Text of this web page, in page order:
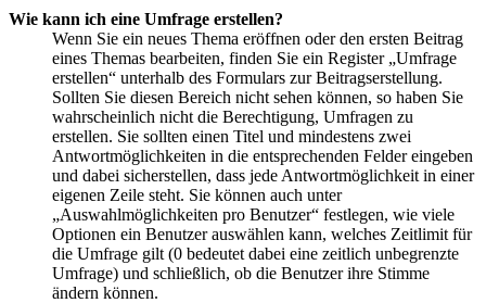
Wie kann ich eine Umfrage erstellen?
Wenn Sie ein neues Thema eröffnen oder den ersten Beitrag
eines Themas bearbeiten, finden Sie ein Register „Umfrage
erstellen“ unterhalb des Formulars zur Beitragserstellung.
Sollten Sie diesen Bereich nicht sehen können, so haben Sie
wahrscheinlich nicht die Berechtigung, Umfragen zu
erstellen. Sie sollten einen Titel und mindestens zwei
Antwortmöglichkeiten in die entsprechenden Felder eingeben
und dabei sicherstellen, dass jede Antwortmöglichkeit in einer
eigenen Zeile steht. Sie können auch unter
„Auswahlmöglichkeiten pro Benutzer“ festlegen, wie viele
Optionen ein Benutzer auswählen kann, welches Zeitlimit für
die Umfrage gilt (0 bedeutet dabei eine zeitlich unbegrenzte
Umfrage) und schließlich, ob die Benutzer ihre Stimme
ändern können.